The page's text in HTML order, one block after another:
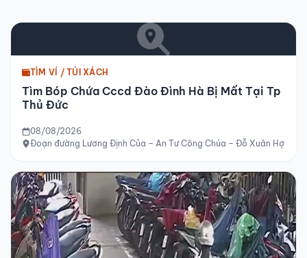
TÌM VÍ / TÚI XÁCH
Tìm Bóp Chứa Cccd Đào Đình Hà Bị Mất Tại Tp
Thủ Đức
08/08/2026
Đoạn đường Lương Định Của – An Tư Công Chúa – Đỗ Xuân Hợp –